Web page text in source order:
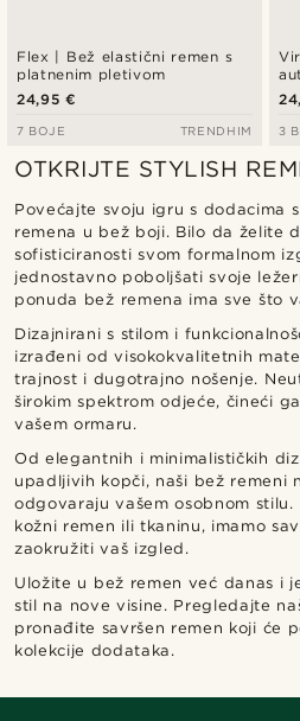
Flex | Bež elastični remen s
platnenim pletivom
24,95 €
7 BOJE TRENDHIM 3
OTKRIJTE STYLISH
Povećajte svoju igru s dodacima
remena u bež boji. Bilo da želite
sofisticiranosti svom formalnom
jednostavno poboljšati svoje
ponuda bež remena ima sve što
Dizajnirani s stilom i
izrađeni od visokokvalitetnih
trajnost i dugotrajno nošenje.
širokim spektrom odjeće, čineći
vašem ormaru.
Od elegantnih i minimalističkih
upadljivih kopči, naši bež remeni
odgovaraju vašem osobnom
kožni remen ili tkaninu, imamo
zaokružiti vaš izgled.
Uložite u bež remen već danas i
stil na nove visine. Pregledajte
pronađite savršen remen koji će
kolekcije dodataka.